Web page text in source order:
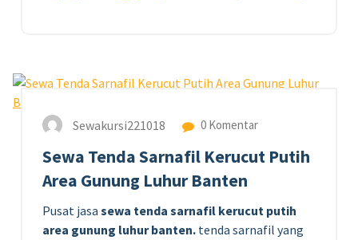
Sewakursi221018 0 Komentar
Sewa Tenda Sarnafil Kerucut Putih
Area Gunung Luhur Banten
Pusat jasa sewa tenda sarnafil kerucut putih
area gunung luhur banten. tenda sarnafil yang